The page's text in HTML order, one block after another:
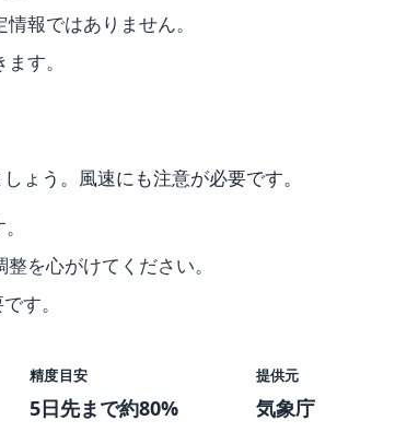
報ではありません。
す。
ょう。風速にも注意が必要です。
を心がけてください。
す。
精度目安
5日先まで約80%
提供元
気象庁